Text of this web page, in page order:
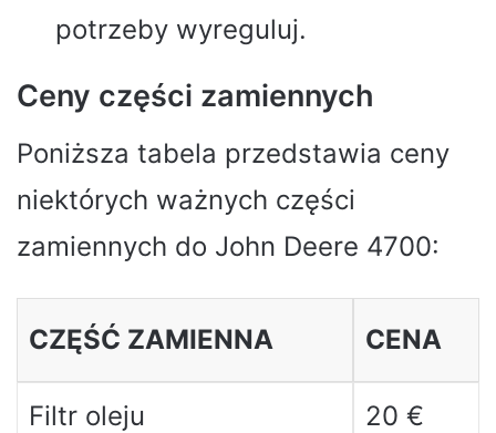
potrzeby wyreguluj.
Ceny części zamiennych
Poniższa tabela przedstawia ceny
niektórych ważnych części
zamiennych do John Deere 4700:
CZĘŚĆ ZAMIENNA CENA
Filtr oleju 20 €